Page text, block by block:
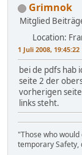
Grimnok
Mitglied
Location:
1 Juli 2008, 19:45:22
bei de pdfs hab
seite 2 der
vorherigen
links steht.
"Those who
temporary Safety,